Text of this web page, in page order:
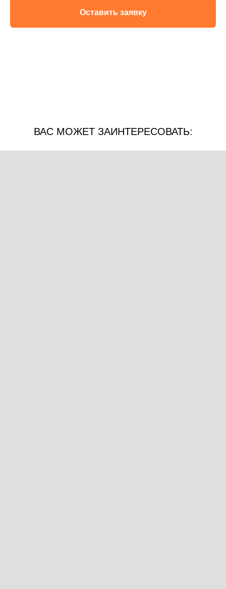
Оставить заявку
ВАС МОЖЕТ ЗАИНТЕРЕСОВАТЬ: